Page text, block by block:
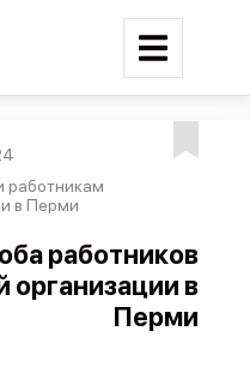
работникам
в Перми
работников
организации в
Перми